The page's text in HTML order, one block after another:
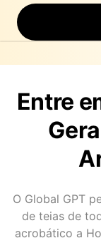
Entre
O Global GPT
de teias de
acrobático a